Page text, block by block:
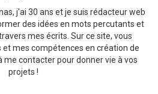
j'ai 30 ans et je suis rédacteur web
des idées en mots percutants et
mes écrits. Sur ce site, vous
mes compétences en création de
me contacter pour donner vie à vos
projets !